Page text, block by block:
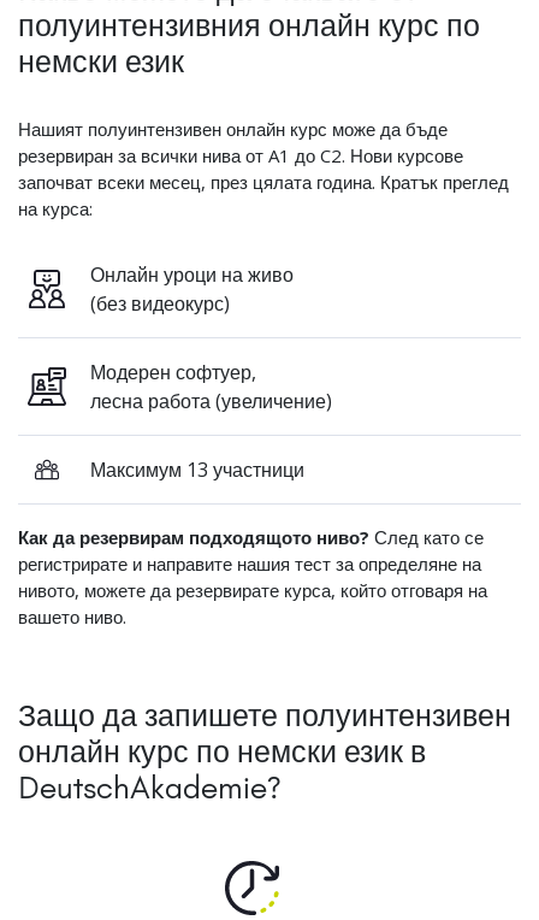
полуинтензивния онлайн курс по
немски език
Нашият полуинтензивен онлайн курс може да бъде
резервиран за всички нива от A1 до C2. Нови курсове
започват всеки месец, през цялата година. Кратък преглед
на курса:
Онлайн уроци на живо
(без видеокурс)
Модерен софтуер,
лесна работа (увеличение)
Максимум 13 участници
Как да резервирам подходящото ниво? След като се
регистрирате и направите нашия тест за определяне на
нивото, можете да резервирате курса, който отговаря на
вашето ниво.
Защо да запишете полуинтензивен
онлайн курс по немски език в
DeutschAkademie?